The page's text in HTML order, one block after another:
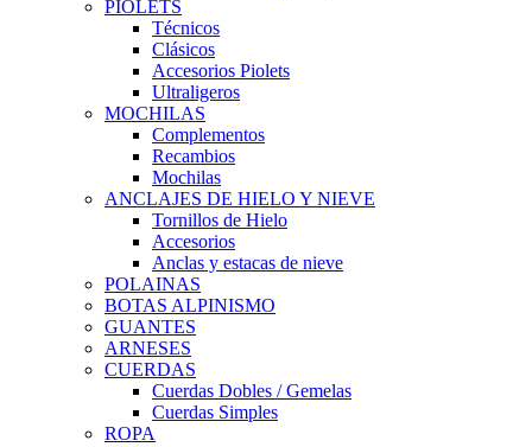
PIOLETS
Técnicos
Clásicos
Accesorios Piolets
Ultraligeros
MOCHILAS
Complementos
Recambios
Mochilas
ANCLAJES DE HIELO Y NIEVE
Tornillos de Hielo
Accesorios
Anclas y estacas de nieve
POLAINAS
BOTAS ALPINISMO
GUANTES
ARNESES
CUERDAS
Cuerdas Dobles / Gemelas
Cuerdas Simples
ROPA